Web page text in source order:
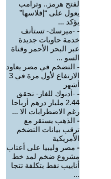
لفتح هرمز.. وترامب
يعول على “إفلاسها”
يؤكد ...
- -ميرسك- تستأنف
خدمة حاويات جديدة
عبر البحر الأحمر وقناة
السو ...
- التضخم في مصر يعاود
الارتفاع لأول مرة في 3
أشهر
- -أدنوك للغاز- تحقق
2.44 مليار درهم أرباحا
رغم الاضطرابات الا ...
- الذهب يستقر مع
ترقب بيانات التضخم
الأمريكية
- مصر وليبيا على أعتاب
مشروع ضخم لمد خط
أنابيب نفط بتكلفة تتجا
...